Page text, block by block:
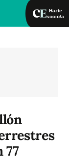
Hazte
socio/a
77